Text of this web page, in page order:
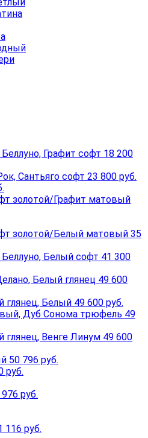
Графит софт 18 200
Сантьяго софт 23 800 руб.
золотой/Графит матовый
золотой/Белый матовый 35
Белый софт 41 300
Белый глянец 49 600
Белый 49 600 руб.
Дуб Сонома трюфель 49
Венге Линум 49 600
50 796 руб.
руб.
руб.
116 руб.